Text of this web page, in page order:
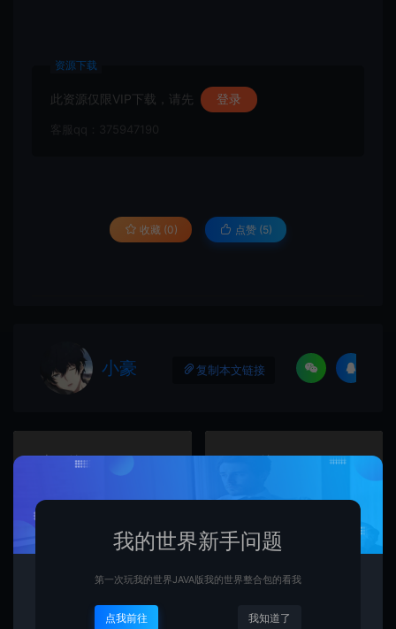
资源下载
此资源仅限VIP下载，请先 登录
客服qq：375947190
收藏 (0) 点赞 (5)
小豪 复制本文链接
上一篇：
下一篇：
我的世界新手问题
第一次玩我的世界JAVA版我的世界整合包的看我
点我前往 我知道了